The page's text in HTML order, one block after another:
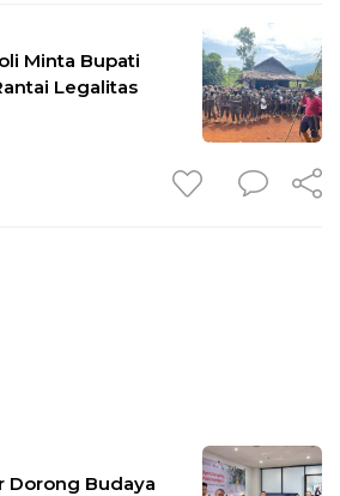
Minta Bupati
Legalitas
Dorong Budaya